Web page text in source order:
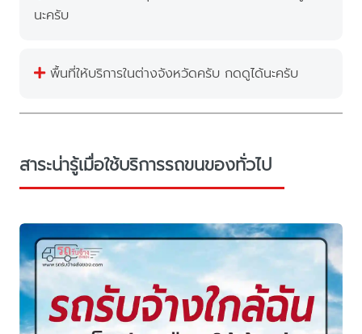
นะครับ
พื้นที่ให้บริการในต่างจังหวัดครับ กดดูได้นะครับ
สาระน่ารู้เมื่อใช้บริการรถขนของทั่วไป